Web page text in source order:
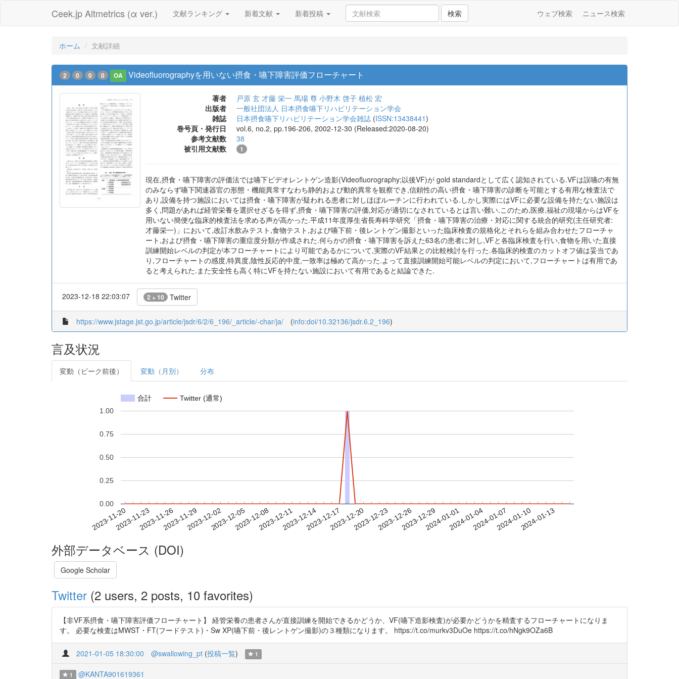
Ceek.jp Altmetrics (α ver.) 文献ランキング 新着文献 新着投稿 検索 ウェブ検索 ニュース検索
ホーム 文献詳細
2 0 0 0 OA Videofluorographyを用いない摂食・嚥下障害評価フローチャート
著者 戸原 玄 才藤 栄一 馬場 尊 小野木 啓子 植松 宏
出版者
一般社団法人 日本摂食嚥下リハビリテーション学会
雑誌
日本摂食嚥下リハビリテーション学会雑誌 (ISSN:13438441)
巻号頁・発行日
vol.6, no.2, pp.196-206, 2002-12-30 (Released:2020-08-20)
参考文献数
38
被引用文献数
1
現在,摂食・嚥下障害の評価法では嚥下ビデオレントゲン造影(Videofluorography;以後VF)が gold standardとして広く認知されている.VFは誤嚥の有無
のみならず嚥下関連器官の形態・機能異常すなわち静的および動的異常を観察でき,信頼性の高い摂食・嚥下障害の診断を可能とする有用な検査法で
あり,設備を持つ施設においては摂食・嚥下障害が疑われる患者に対しほぼルーチンに行われている.しかし実際にはVFに必要な設備を持たない施設は
多く,問題があれば経管栄養を選択せざるを得ず,摂食・嚥下障害の評価,対応が適切になされているとは言い難い.このため,医療,福祉の現場からはVFを
用いない簡便な臨床的検査法を求める声が高かった.平成11年度厚生省長寿科学研究「摂食・嚥下障害の治療・対応に関する統合的研究(主任研究者:
才藤栄一)」において,改訂水飲みテスト,食物テスト,および嚥下前・後レントゲン撮影といった臨床検査の規格化とそれらを組み合わせたフローチャ
ート,および摂食・嚥下障害の重症度分類が作成された.何らかの摂食・嚥下障害を訴えた63名の患者に対し,VFと各臨床検査を行い,食物を用いた直接
訓練開始レベルの判定が本フローチャートにより可能であるかについて,実際のVF結果との比較検討を行った.各臨床的検査のカットオフ値は妥当であ
り,フローチャートの感度,特異度,陰性反応的中度,一致率は極めて高かった.よって直接訓練開始可能レベルの判定において,フローチャートは有用であ
ると考えられた.また安全性も高く特にVFを持たない施設において有用であると結論できた.
2023-12-18 22:03:07 2 + 10 Twitter
https://www.jstage.jst.go.jp/article/jsdr/6/2/6_196/_article/-char/ja/ (info:doi/10.32136/jsdr.6.2_196)
言及状況
変動（ピーク前後） 変動（月別） 分布
合計 Twitter (通常)
2023-11-202023-11-232023-11-262023-11-292023-12-022023-12-052023-12-082023-12-112023-12-142023-12-172023-12-202023-12-232023-12-262023-12-292024-01-012024-01-042024-01-072024-01-102024-01-13
0.00
0.25
0.50
0.75
1.00
外部データベース (DOI)
Google Scholar
Twitter (2 users, 2 posts, 10 favorites)
【非VF系摂食・嚥下障害評価フローチャート】 経管栄養の患者さんが直接訓練を開始できるかどうか、VF(嚥下造影検査)が必要かどうかを精査するフローチャートになりま
す。 必要な検査はMWST・FT(フードテスト)・Sw XP(嚥下前・後レントゲン撮影)の３種類になります。 https://t.co/murkv3DuOe https://t.co/hNgk9OZa6B
2021-01-05 18:30:00 @swallowing_pt (投稿一覧) 1
1 @KANTA901619361